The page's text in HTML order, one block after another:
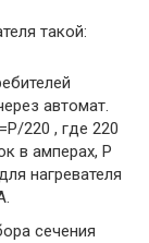
такой:
автомат.
220 , где 220
в амперах, Р
нагревателя
сечения